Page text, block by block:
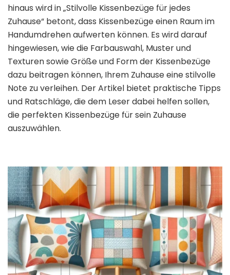
hinaus wird in „Stilvolle Kissenbezüge für jedes
Zuhause“ betont, dass Kissenbezüge einen Raum im
Handumdrehen aufwerten können. Es wird darauf
hingewiesen, wie die Farbauswahl, Muster und
Texturen sowie Größe und Form der Kissenbezüge
dazu beitragen können, Ihrem Zuhause eine stilvolle
Note zu verleihen. Der Artikel bietet praktische Tipps
und Ratschläge, die dem Leser dabei helfen sollen,
die perfekten Kissenbezüge für sein Zuhause
auszuwählen.